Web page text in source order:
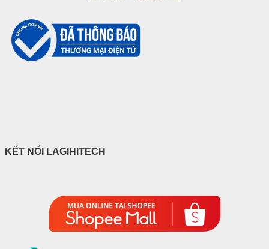
KẾT NỐI LAGIHITECH